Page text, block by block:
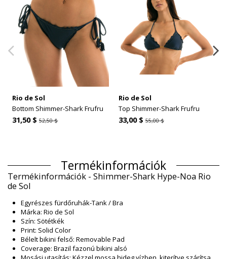
Rio de Sol
Bottom Shimmer-Shark Frufru
31,50 $52,50 $
Rio de Sol
Top Shimmer-Shark Frufru
33,00 $ 55,00 $
Termékinformációk
Termékinformációk - Shimmer-Shark Hype-Noa Rio
de Sol
Egyrészes fürdőruhák-Tank / Bra
Márka: Rio de Sol
Szín: Sötétkék
Print: Solid Color
Bélelt bikini felső: Removable Pad
Coverage: Brazil fazonú bikini alsó